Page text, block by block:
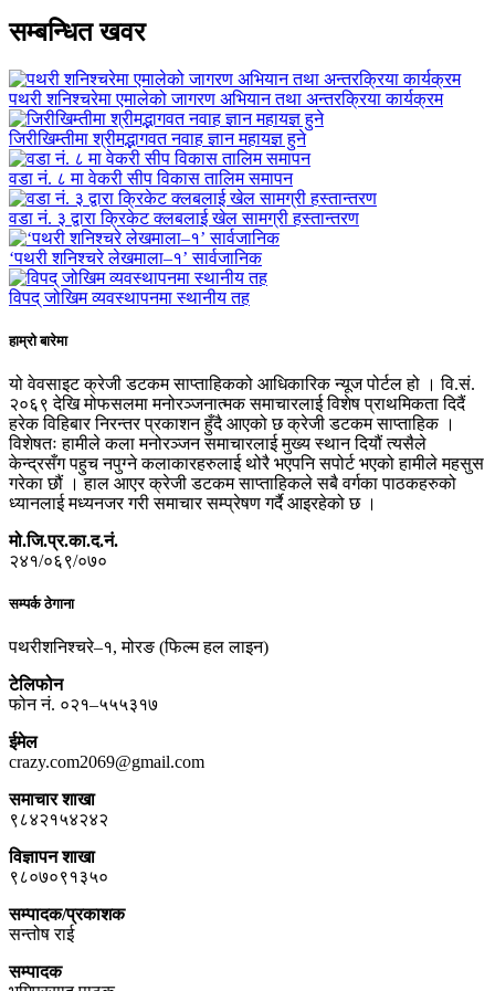
सम्बन्धित खवर
पथरी शनिश्चरेमा एमालेको जागरण अभियान तथा अन्तरक्रिया कार्यक्रम
जिरीखिम्तीमा श्रीमद्भागवत नवाह ज्ञान महायज्ञ हुने
वडा नं. ८ मा वेकरी सीप विकास तालिम समापन
वडा नं. ३ द्वारा क्रिकेट क्लबलाई खेल सामग्री हस्तान्तरण
‘पथरी शनिश्चरे लेखमाला–१’ सार्वजानिक
विपद् जोखिम व्यवस्थापनमा स्थानीय तह
हाम्रो बारेमा
यो वेवसाइट क्रेजी डटकम साप्ताहिकको आधिकारिक न्यूज पोर्टल हो । वि.सं.
२०६९ देखि मोफसलमा मनोरञ्जनात्मक समाचारलाई विशेष प्राथमिकता दिदैं
हरेक विहिबार निरन्तर प्रकाशन हुँदै आएको छ क्रेजी डटकम साप्ताहिक ।
विशेषतः हामीले कला मनोरञ्जन समाचारलाई मुख्य स्थान दियौं त्यसैले
केन्द्रसँग पहुच नपुग्ने कलाकारहरुलाई थोरै भएपनि सपोर्ट भएको हामीले महसुस
गरेका छौं । हाल आएर क्रेजी डटकम साप्ताहिकले सबै वर्गका पाठकहरुको
ध्यानलाई मध्यनजर गरी समाचार सम्प्रेषण गर्दै आइरहेको छ ।
मो.जि.प्र.का.द.नं.
२४१/०६९/०७०
सम्पर्क ठेगाना
पथरीशनिश्चरे–१, मोरङ (फिल्म हल लाइन)
टेलिफोन
फोन नं. ०२१–५५५३१७
ईमेल
crazy.com2069@gmail.com
समाचार शाखा
९८४२१५४२४२
विज्ञापन शाखा
९८०७०९१३५०
सम्पादक/प्रकाशक
सन्तोष राई
सम्पादक